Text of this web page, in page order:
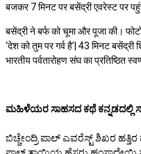
बजकर 7 मिनट पर बसेंद्री एवरेस्ट पर
बसेंद्री ने बर्फ को चूमा और पूजा की।
‘देश को तुम पर गर्व है’| 43 मिनट
भारतीय पर्वतारोहण संघ का प्रतिष्ठित
ಮಹಿಳೆಯರ ಸಾಹಸದ ಕಥೆ ಕನ್ನಡದಲ್ಲಿ
ಬಿಚ್ಚೇಂದ್ರಿ ಪಾಲ್ ಎವರೆಸ್ಟ್ ಶಿಖರ